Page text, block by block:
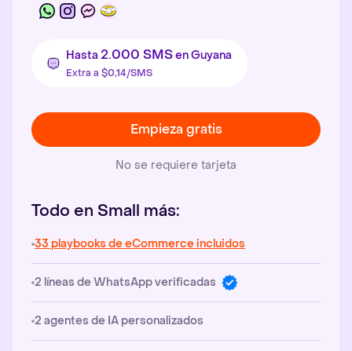
Hasta 2.000 SMSen Guyana
Extra a $0,14/SMS
Empieza gratis
No se requiere tarjeta
Todo en Small más:
33 playbooks de eCommerce incluidos
2 líneas de WhatsApp verificadas
2 agentes de IA personalizados